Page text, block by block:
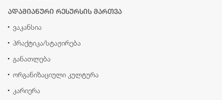
ადამიანური რესურსის მართვა
ვაკანსია
პრაქტიკა/სტაჟირება
განათლება
ორგანიზაციული კულტურა
კარიერა